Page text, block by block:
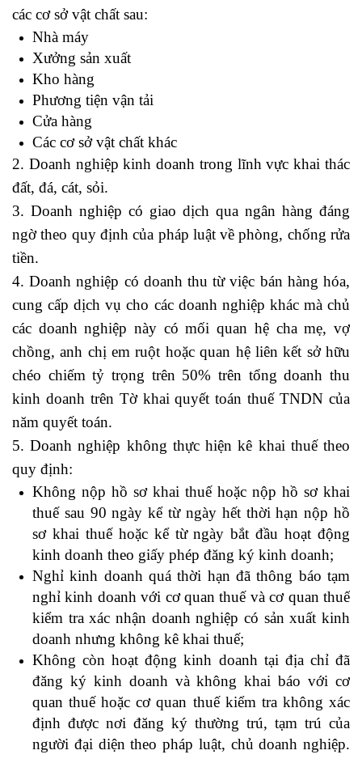
các cơ sở vật chất sau:
Nhà máy
Xưởng sản xuất
Kho hàng
Phương tiện vận tải
Cửa hàng
Các cơ sở vật chất khác
2. Doanh nghiệp kinh doanh trong lĩnh vực khai thác
đất, đá, cát, sỏi.
3. Doanh nghiệp có giao dịch qua ngân hàng đáng
ngờ theo quy định của pháp luật về phòng, chống rửa
tiền.
4. Doanh nghiệp có doanh thu từ việc bán hàng hóa,
cung cấp dịch vụ cho các doanh nghiệp khác mà chủ
các doanh nghiệp này có mối quan hệ cha mẹ, vợ
chồng, anh chị em ruột hoặc quan hệ liên kết sở hữu
chéo chiếm tỷ trọng trên 50% trên tổng doanh thu
kinh doanh trên Tờ khai quyết toán thuế TNDN của
năm quyết toán.
5. Doanh nghiệp không thực hiện kê khai thuế theo
quy định:
Không nộp hồ sơ khai thuế hoặc nộp hồ sơ khai
thuế sau 90 ngày kể từ ngày hết thời hạn nộp hồ
sơ khai thuế hoặc kể từ ngày bắt đầu hoạt động
kinh doanh theo giấy phép đăng ký kinh doanh;
Nghỉ kinh doanh quá thời hạn đã thông báo tạm
nghỉ kinh doanh với cơ quan thuế và cơ quan thuế
kiểm tra xác nhận doanh nghiệp có sản xuất kinh
doanh nhưng không kê khai thuế;
Không còn hoạt động kinh doanh tại địa chỉ đã
đăng ký kinh doanh và không khai báo với cơ
quan thuế hoặc cơ quan thuế kiểm tra không xác
định được nơi đăng ký thường trú, tạm trú của
người đại diện theo pháp luật, chủ doanh nghiệp.